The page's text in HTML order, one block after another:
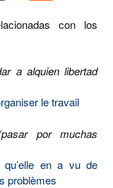
con los
a alquien libertad
le travail
por muchas
qu’elle en a vu de
problèmes